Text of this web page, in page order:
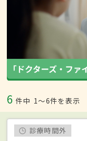
6 件中 1〜6件を表示
診療時間外